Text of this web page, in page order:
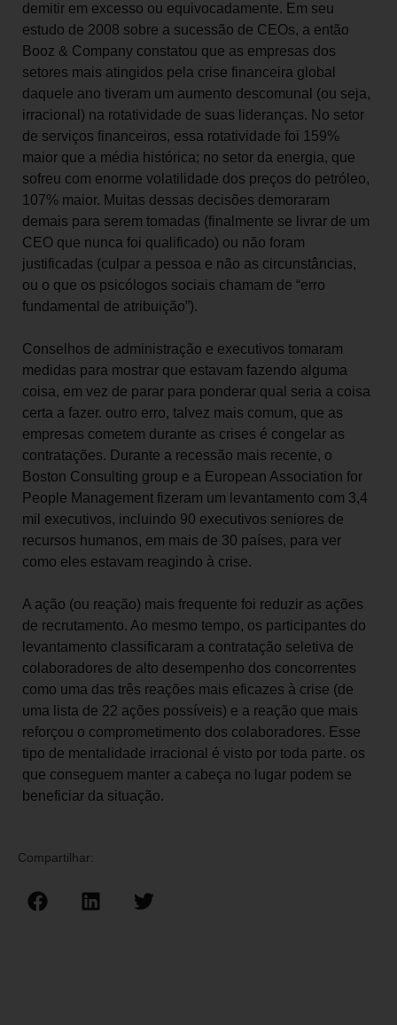
demitir em excesso ou equivocadamente. Em seu
estudo de 2008 sobre a sucessão de CEOs, a então
Booz & Company constatou que as empresas dos
setores mais atingidos pela crise financeira global
daquele ano tiveram um aumento descomunal (ou seja,
irracional) na rotatividade de suas lideranças. No setor
de serviços financeiros, essa rotatividade foi 159%
maior que a média histórica; no setor da energia, que
sofreu com enorme volatilidade dos preços do petróleo,
107% maior. Muitas dessas decisões demoraram
demais para serem tomadas (finalmente se livrar de um
CEO que nunca foi qualificado) ou não foram
justificadas (culpar a pessoa e não as circunstâncias,
ou o que os psicólogos sociais chamam de “erro
fundamental de atribuição”).
Conselhos de administração e executivos tomaram
medidas para mostrar que estavam fazendo alguma
coisa, em vez de parar para ponderar qual seria a coisa
certa a fazer. outro erro, talvez mais comum, que as
empresas cometem durante as crises é congelar as
contratações. Durante a recessão mais recente, o
Boston Consulting group e a European Association for
People Management fizeram um levantamento com 3,4
mil executivos, incluindo 90 executivos seniores de
recursos humanos, em mais de 30 países, para ver
como eles estavam reagindo à crise.
A ação (ou reação) mais frequente foi reduzir as ações
de recrutamento. Ao mesmo tempo, os participantes do
levantamento classificaram a contratação seletiva de
colaboradores de alto desempenho dos concorrentes
como uma das três reações mais eficazes à crise (de
uma lista de 22 ações possíveis) e a reação que mais
reforçou o comprometimento dos colaboradores. Esse
tipo de mentalidade irracional é visto por toda parte. os
que conseguem manter a cabeça no lugar podem se
beneficiar da situação.
Compartilhar: